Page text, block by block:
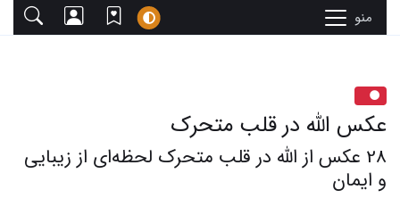
منو
عکس الله در قلب متحرک
28 عکس از الله در قلب متحرک لحظه‌ای از زیبایی
و ایمان